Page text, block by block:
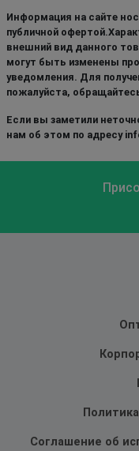
Информация на сайте
публичной
внешний вид данного
могут быть изменены
уведомления. Для
пожалуйста,
Если вы заметили
нам об этом по адресу
Соглашение об